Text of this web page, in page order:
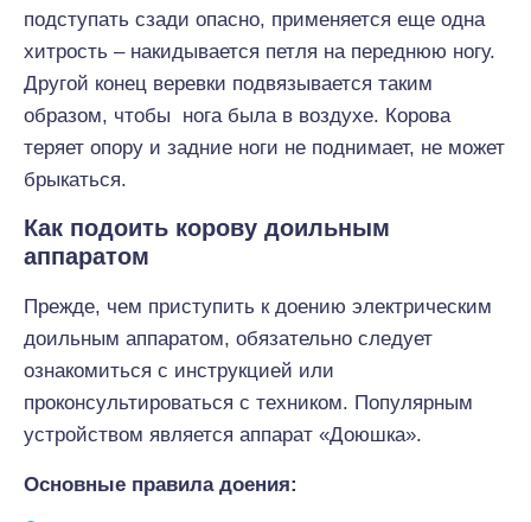
подступать сзади опасно, применяется еще одна
хитрость – накидывается петля на переднюю ногу.
Другой конец веревки подвязывается таким
образом, чтобы нога была в воздухе. Корова
теряет опору и задние ноги не поднимает, не может
брыкаться.
Как подоить корову доильным
аппаратом
Прежде, чем приступить к доению электрическим
доильным аппаратом, обязательно следует
ознакомиться с инструкцией или
проконсультироваться с техником. Популярным
устройством является аппарат «Доюшка».
Основные правила доения: